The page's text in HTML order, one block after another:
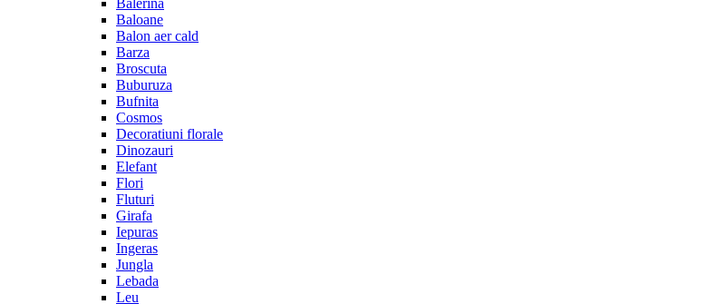
Balerina
Baloane
Balon aer cald
Barza
Broscuta
Buburuza
Bufnita
Cosmos
Decoratiuni florale
Dinozauri
Elefant
Flori
Fluturi
Girafa
Iepuras
Ingeras
Jungla
Lebada
Leu